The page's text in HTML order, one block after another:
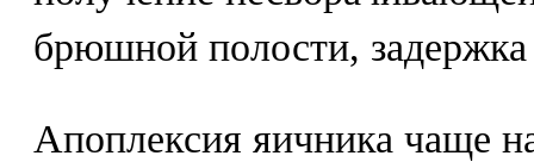
брюшной полости,
Апоплексия яичника чаще